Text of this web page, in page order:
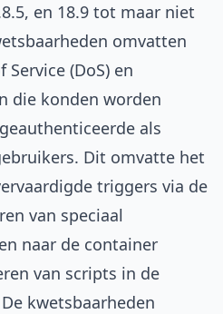
en 18.9 tot maar niet
omvatten
(DoS) en
die konden worden
als
Dit omvatte het
triggers via de
van speciaal
naar de container
van scripts in de
kwetsbaarheden